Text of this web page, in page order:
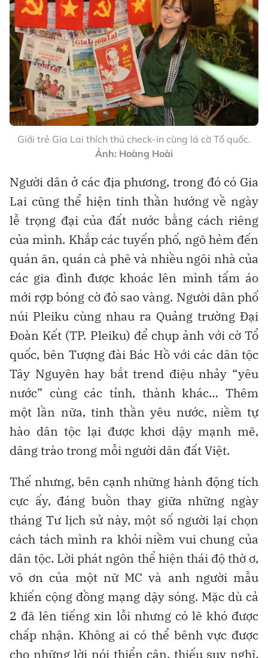
Giới trẻ Gia Lai thích thú check-in cùng lá cờ Tổ quốc.
Ảnh: Hoàng Hoài
Người dân ở các địa phương, trong đó có Gia
Lai cũng thể hiện tinh thần hướng về ngày
lễ trọng đại của đất nước bằng cách riêng
của mình. Khắp các tuyến phố, ngõ hẻm đến
quán ăn, quán cà phê và nhiều ngôi nhà của
các gia đình được khoác lên mình tấm áo
mới rợp bóng cờ đỏ sao vàng. Người dân phố
núi Pleiku cùng nhau ra Quảng trường Đại
Đoàn Kết (TP. Pleiku) để chụp ảnh với cờ Tổ
quốc, bên Tượng đài Bác Hồ với các dân tộc
Tây Nguyên hay bắt trend điệu nhảy “yêu
nước” cùng các tỉnh, thành khác… Thêm
một lần nữa, tinh thần yêu nước, niềm tự
hào dân tộc lại được khơi dậy mạnh mẽ,
dâng trào trong mỗi người dân đất Việt.
Thế nhưng, bên cạnh những hành động tích
cực ấy, đáng buồn thay giữa những ngày
tháng Tư lịch sử này, một số người lại chọn
cách tách mình ra khỏi niềm vui chung của
dân tộc. Lời phát ngôn thể hiện thái độ thờ ơ,
vô ơn của một nữ MC và anh người mẫu
khiến cộng đồng mạng dậy sóng. Mặc dù cả
2 đã lên tiếng xin lỗi nhưng có lẽ khó được
chấp nhận. Không ai có thể bênh vực được
cho những lời nói thiển cận, thiếu suy nghĩ,